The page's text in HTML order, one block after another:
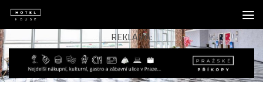
Skip to content
REKLAMA: